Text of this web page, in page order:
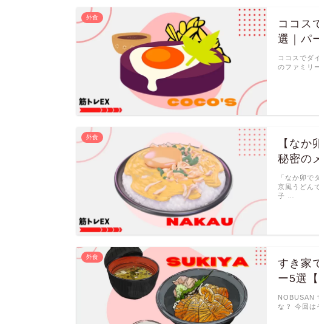
外食
ココス
選｜パ
ココスでダ
のファミリ
外食
【な
秘密の
「なか卯で
京風うどん
子 …
外食
すき家
ー5選
NOBUSAN
な？ 今回は